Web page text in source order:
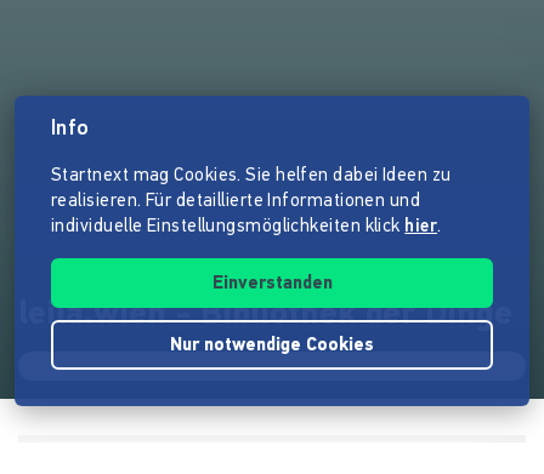
leila.wien - Bibliothek der Dinge
Info
Startnext mag Cookies. Sie helfen dabei Ideen zu
realisieren. Für detaillierte Informationen und
individuelle Einstellungsmöglichkeiten klick hier.
Einverstanden
Nur notwendige Cookies